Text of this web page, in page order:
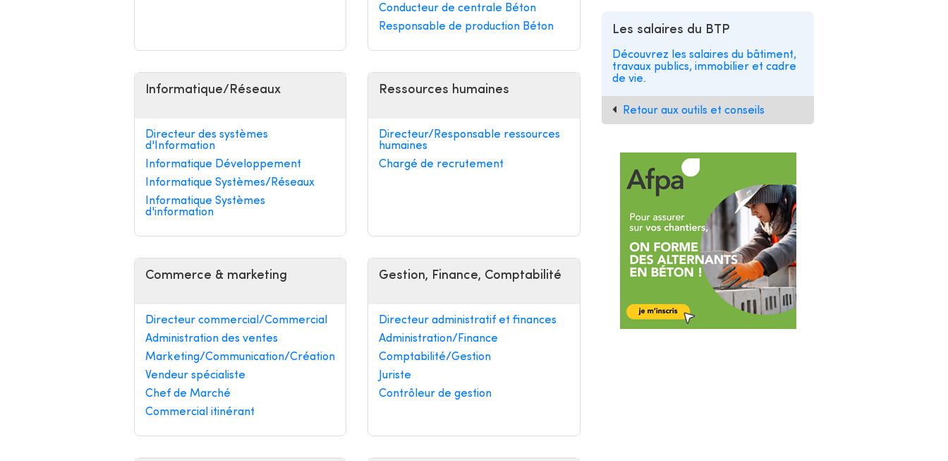
Conducteur de centrale Béton
Responsable de production Béton
Informatique/Réseaux
Directeur des systèmes
d'Information
Informatique Développement
Informatique Systèmes/Réseaux
Informatique Systèmes
d'information
Ressources humaines
Directeur/Responsable ressources
humaines
Chargé de recrutement
Commerce & marketing
Directeur commercial/Commercial
Administration des ventes
Marketing/Communication/Création
Vendeur spécialiste
Chef de Marché
Commercial itinérant
Gestion, Finance, Comptabilité
Directeur administratif et finances
Administration/Finance
Comptabilité/Gestion
Juriste
Contrôleur de gestion
Les salaires du BTP
Découvrez les salaires du bâtiment,
travaux publics, immobilier et cadre
de vie.
Retour aux outils et conseils